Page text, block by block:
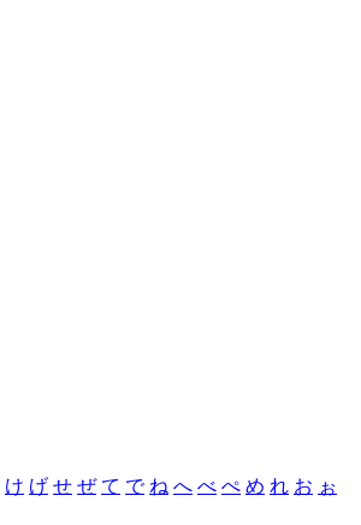
け げ せ ぜ て で ね へ べ ぺ め れ お ぉ